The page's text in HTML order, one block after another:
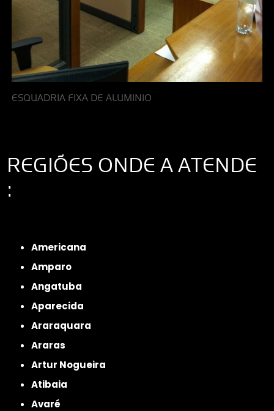
ESQUADRIA FIXA DE ALUMINIO
REGIÕES ONDE A ATENDE
:
Americana
Amparo
Angatuba
Aparecida
Araraquara
Araras
Artur Nogueira
Atibaia
Avaré